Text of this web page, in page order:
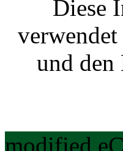
Diese
und den
modified